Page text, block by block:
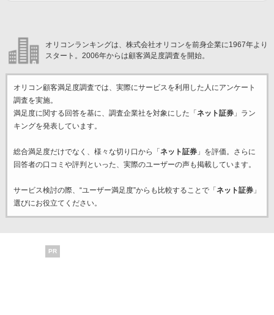
オリコンランキングは、株式会社オリコンを前身企業に1967年より
スタート。2006年からは顧客満足度調査を開始。
オリコン顧客満足度調査では、実際にサービスを利用した 人にアンケート
調査を実施。
満足度に関する回答を基に、調査企業社を対象にした「 ネット証券」ラン
キングを発表しています。
総合満足度だけでなく、様々な切り口から「 ネット証券」を評価。さらに
回答者の口コミや評判といった、実際のユーザーの声も掲載しています。
サービス検討の際、“ユーザー満足度”からも比較することで「 ネット証券」
選びにお役立てください。
PR